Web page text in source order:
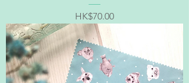
價格
HK$70.00